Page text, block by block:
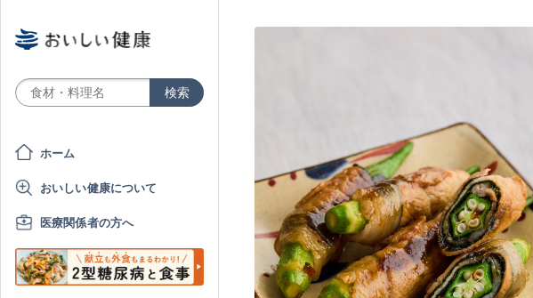
ホーム
おいしい健康について
医療関係者の方へ